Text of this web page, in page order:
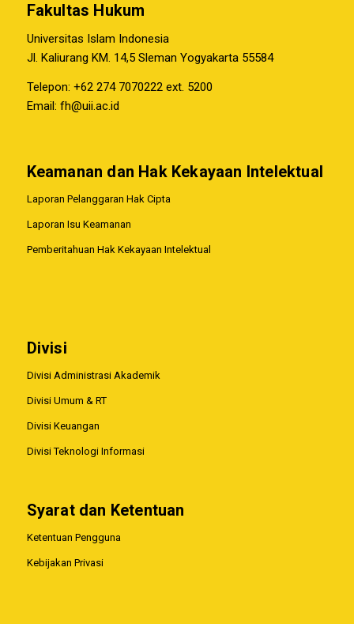
Fakultas Hukum
Universitas Islam Indonesia
Jl. Kaliurang KM. 14,5 Sleman Yogyakarta 55584
Telepon: +62 274 7070222 ext. 5200
Email: fh@uii.ac.id
Keamanan dan Hak Kekayaan Intelektual
Laporan Pelanggaran Hak Cipta
Laporan Isu Keamanan
Pemberitahuan Hak Kekayaan Intelektual
Divisi
Divisi Administrasi Akademik
Divisi Umum & RT
Divisi Keuangan
Divisi Teknologi Informasi
Syarat dan Ketentuan
Ketentuan Pengguna
Kebijakan Privasi